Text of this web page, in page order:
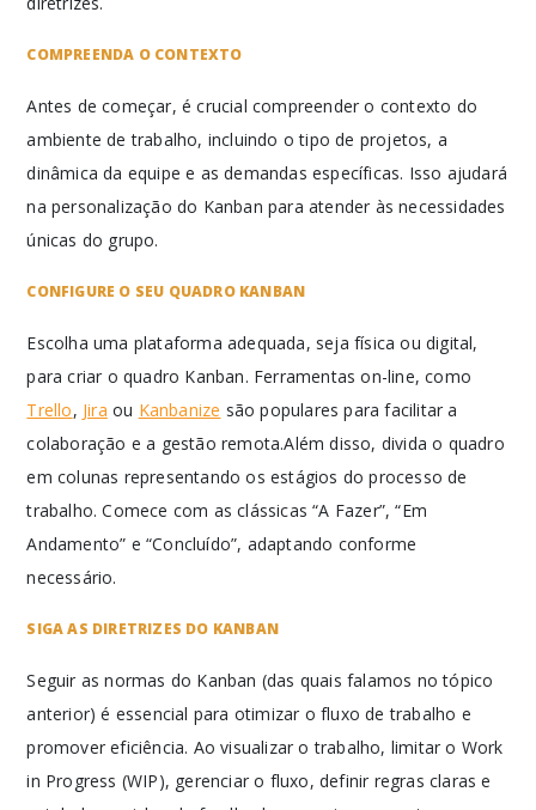
COMPREENDA O CONTEXTO
Antes de começar, é crucial compreender o contexto do
ambiente de trabalho, incluindo o tipo de projetos, a
dinâmica da equipe e as demandas específicas. Isso ajudará
na personalização do Kanban para atender às necessidades
únicas do grupo.
CONFIGURE O SEU QUADRO KANBAN
Escolha uma plataforma adequada, seja física ou digital,
para criar o quadro Kanban. Ferramentas on-line, como
Trello, Jira ou Kanbanize são populares para facilitar a
colaboração e a gestão remota.Além disso, divida o quadro
em colunas representando os estágios do processo de
trabalho. Comece com as clássicas “A Fazer”, “Em
Andamento” e “Concluído”, adaptando conforme
necessário.
SIGA AS DIRETRIZES DO KANBAN
Seguir as normas do Kanban (das quais falamos no tópico
anterior) é essencial para otimizar o fluxo de trabalho e
promover eficiência. Ao visualizar o trabalho, limitar o Work
in Progress (WIP), gerenciar o fluxo, definir regras claras e